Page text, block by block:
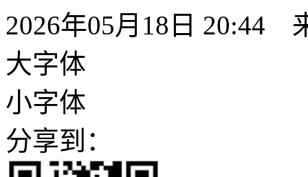
2026年05月18日 20:44
大字体
小字体
分享到：